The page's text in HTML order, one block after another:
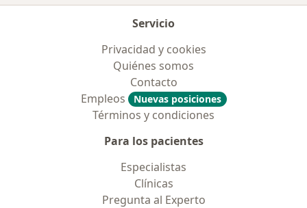
Servicio
Privacidad y cookies
Quiénes somos
Contacto
Empleos
Nuevas posiciones
Términos y condiciones
Para los pacientes
Especialistas
Clínicas
Pregunta al Experto